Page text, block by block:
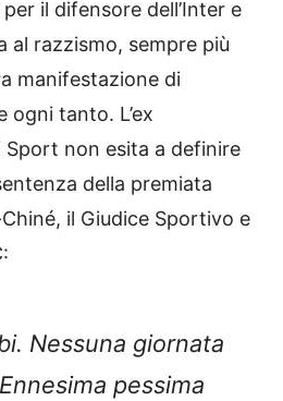
il difensore dell’Inter e
al razzismo, sempre più
manifestazione di
ogni tanto. L’ex
non esita a definire
della premiata
il Giudice Sportivo e
Nessuna giornata
pessima